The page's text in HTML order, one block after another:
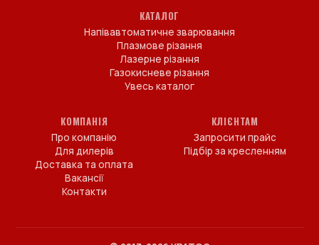
КАТАЛОГ
Напівавтоматичне зварювання
Плазмове різання
Лазерне різання
Газокисневе різання
Увесь каталог
КОМПАНІЯ
Про компанію
Для дилерів
Доставка та оплата
Вакансії
Контакти
КЛІЄНТАМ
Запросити прайс
Підбір за кресленням